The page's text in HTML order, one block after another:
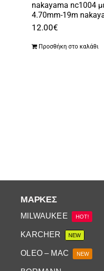
nakayama nc1004
4.70mm-19m
12.00€
Προσθήκη στο καλάθι
ΜΆΡΚΕΣ
MILWAUKEE HOT!
KARCHER NEW
OLEO – MAC NEW